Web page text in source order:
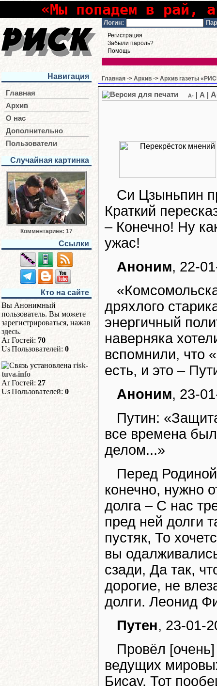
«Мы попадем в рай,
Логин:
Регистрация
Забыли пароль?
Помощь
Навигация
Главная
Архив
О нас
Дополнительно
Пользователи
Случайная картинка
Комментариев: 17
Ссылки
Кто на сайте
Вы Анонимный
пользователь. Вы можете
зарегистрироваться, нажав
здесь.
Гостей: 70
Пользователей: 0
risk-
tuva.info
Гостей: 27
Пользователей: 0
Главная -> Архив -> Архив газеты
A- A
Си Цзыньпин
Краткий
– Конечно! Ну
ужас!
Аноним, 22-
дряхлого
энергичный
наверняка
вспомнили, что
есть, и это –
Аноним, 23-
Путин:
все времена
делом...»
Перед
конечно, нужно
долга – С нас
пред ней долги
пустяк, То
вы
сзади, Да так,
дорогие, не
долги. Леонид
Путен, 23-01-
Провёл
ведущих
Бисау. Тот